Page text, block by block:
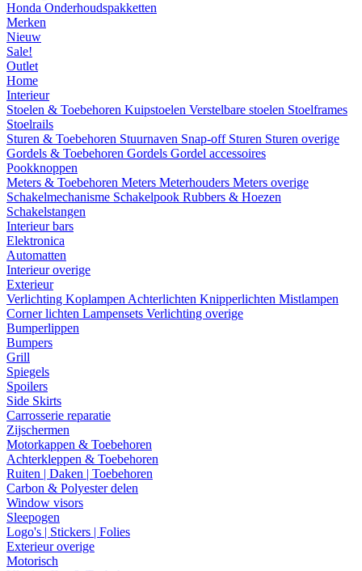
Honda Onderhoudspakketten
Merken
Nieuw
Sale!
Outlet
Home
Interieur
Stoelen & Toebehoren Kuipstoelen Verstelbare stoelen Stoelframes
Stoelrails
Sturen & Toebehoren Stuurnaven Snap-off Sturen Sturen overige
Gordels & Toebehoren Gordels Gordel accessoires
Pookknoppen
Meters & Toebehoren Meters Meterhouders Meters overige
Schakelmechanisme Schakelpook Rubbers & Hoezen
Schakelstangen
Interieur bars
Elektronica
Automatten
Interieur overige
Exterieur
Verlichting Koplampen Achterlichten Knipperlichten Mistlampen
Corner lichten Lampensets Verlichting overige
Bumperlippen
Bumpers
Grill
Spiegels
Spoilers
Side Skirts
Carrosserie reparatie
Zijschermen
Motorkappen & Toebehoren
Achterkleppen & Toebehoren
Ruiten | Daken | Toebehoren
Carbon & Polyester delen
Window visors
Sleepogen
Logo's | Stickers | Folies
Exterieur overige
Motorisch